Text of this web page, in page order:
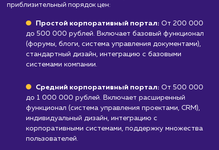
обновление корпоративного портала могут
потребовать значительных технических
ресурсов и специалистов.
Узнать почему
Стоимость разработки